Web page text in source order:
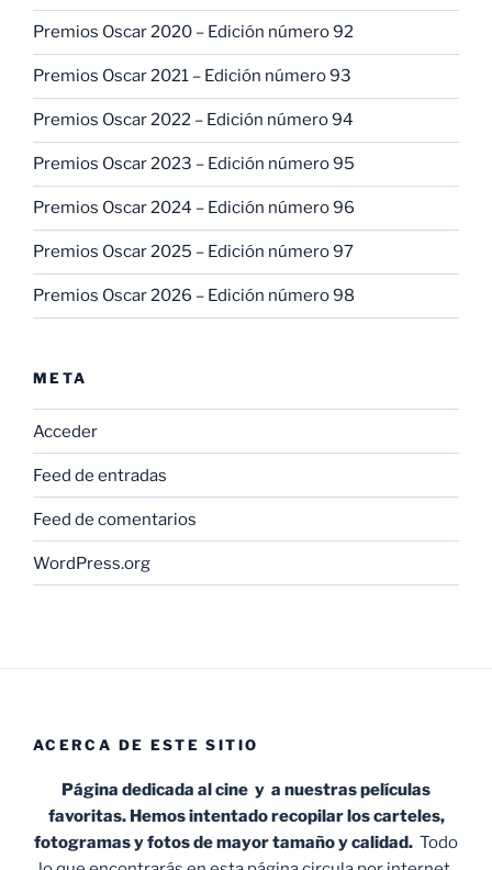
Premios Oscar 2020 – Edición número 92
Premios Oscar 2021 – Edición número 93
Premios Oscar 2022 – Edición número 94
Premios Oscar 2023 – Edición número 95
Premios Oscar 2024 – Edición número 96
Premios Oscar 2025 – Edición número 97
Premios Oscar 2026 – Edición número 98
META
Acceder
Feed de entradas
Feed de comentarios
WordPress.org
ACERCA DE ESTE SITIO
Página dedicada al cine y a nuestras películas
favoritas. Hemos intentado recopilar los carteles,
fotogramas y fotos de mayor tamaño y calidad. Todo